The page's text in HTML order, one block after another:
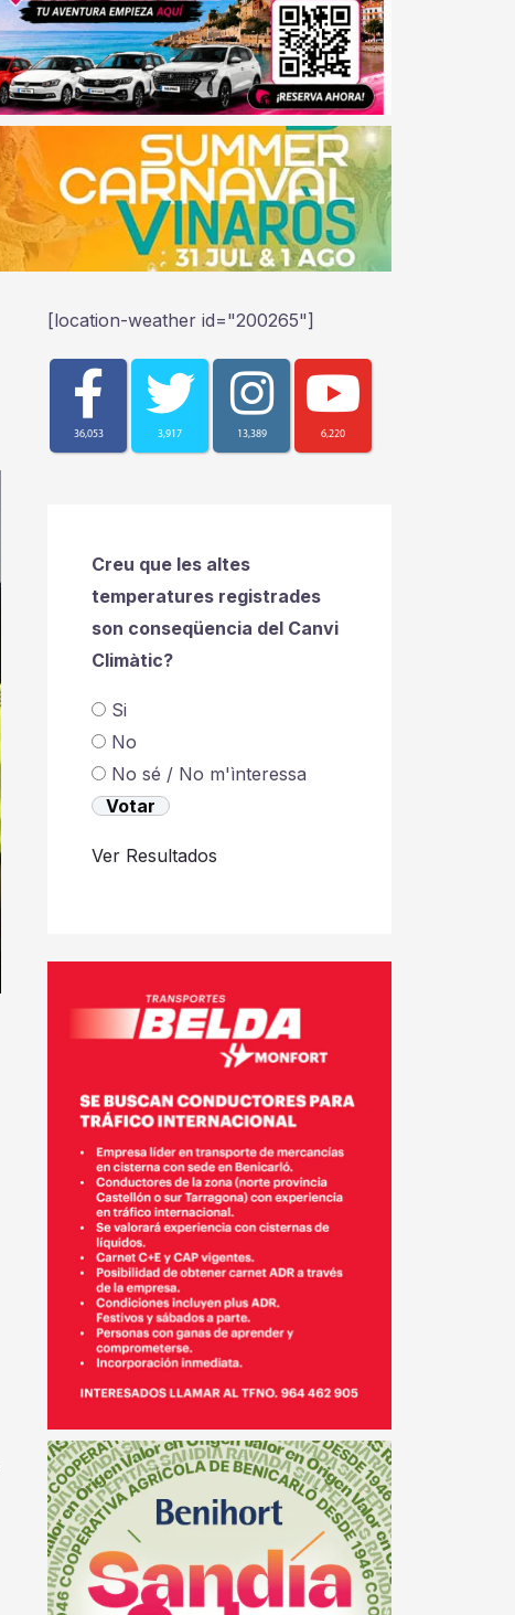
[location-weather id="200265"]
36,053 3,917 13,389 6,220
Creu que les altes
temperatures registrades
son conseqüencia del Canvi
Climàtic?
Si
No
No sé / No m'ìnteressa
Ver Resultados